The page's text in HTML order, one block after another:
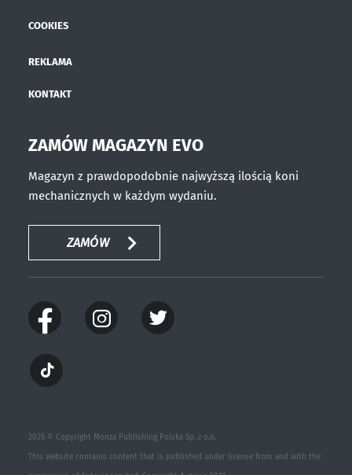
COOKIES
REKLAMA
KONTAKT
ZAMÓW MAGAZYN EVO
Magazyn z prawdopodobnie najwyższą ilością koni
mechanicznych w każdym wydaniu.
ZAMÓW
2026 © Copyright Monza Publishing Polska Sp. z o.o.
This website contains content that is published under license from and with the